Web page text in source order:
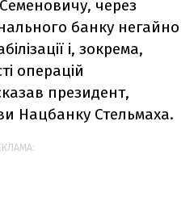
через
банку негайно
і, зокрема,
операцій
президент,
Нацбанку Стельмаха.